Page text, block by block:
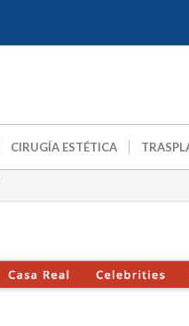
CIRUGÍA ESTÉTICA